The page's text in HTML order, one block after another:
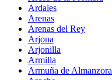
Ardales
Arenas
Arenas del Rey
Arjona
Arjonilla
Armilla
Armuña de Almanzora